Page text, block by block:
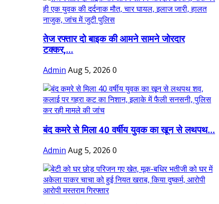
तेज रफ्तार दो बाइक की आमने सामने जोरदार
टक्कर,...
Admin Aug 5, 2026 0
बंद कमरे से मिला 40 वर्षीय युवक का खून से लथपथ...
Admin Aug 5, 2026 0